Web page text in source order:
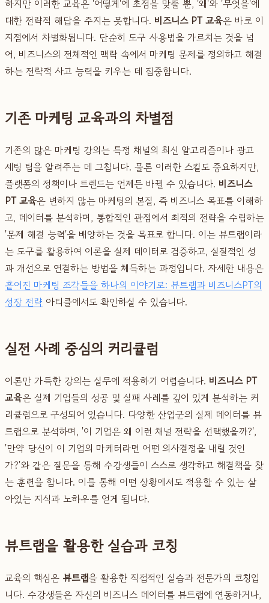
하지만 이러한 교육은 '어떻게'에 초점을 맞출 뿐, '왜'와 '무엇을'에
대한 전략적 해답을 주지는 못합니다. 비즈니스 PT 교육은 바로 이
지점에서 차별화됩니다. 단순히 도구 사용법을 가르치는 것을 넘
어, 비즈니스의 전체적인 맥락 속에서 마케팅 문제를 정의하고 해결
하는 전략적 사고 능력을 키우는 데 집중합니다.
기존 마케팅 교육과의 차별점
기존의 많은 마케팅 강의는 특정 채널의 최신 알고리즘이나 광고
세팅 팁을 알려주는 데 그칩니다. 물론 이러한 스킬도 중요하지만,
플랫폼의 정책이나 트렌드는 언제든 바뀔 수 있습니다. 비즈니스
PT 교육은 변하지 않는 마케팅의 본질, 즉 비즈니스 목표를 이해하
고, 데이터를 분석하며, 통합적인 관점에서 최적의 전략을 수립하는
'문제 해결 능력'을 배양하는 것을 목표로 합니다. 이는 뷰트랩이라
는 도구를 활용하여 이론을 실제 데이터로 검증하고, 실질적인 성
과 개선으로 연결하는 방법을 체득하는 과정입니다. 자세한 내용은
흩어진 마케팅 조각들을 하나의 이야기로: 뷰트랩과 비즈니스PT의
성장 전략 아티클에서도 확인하실 수 있습니다.
실전 사례 중심의 커리큘럼
이론만 가득한 강의는 실무에 적용하기 어렵습니다. 비즈니스 PT
교육은 실제 기업들의 성공 및 실패 사례를 깊이 있게 분석하는 커
리큘럼으로 구성되어 있습니다. 다양한 산업군의 실제 데이터를 뷰
트랩으로 분석하며, '이 기업은 왜 이런 채널 전략을 선택했을까?',
'만약 당신이 이 기업의 마케터라면 어떤 의사결정을 내릴 것인
가?'와 같은 질문을 통해 수강생들이 스스로 생각하고 해결책을 찾
는 훈련을 합니다. 이를 통해 어떤 상황에서도 적용할 수 있는 살
아있는 지식과 노하우를 얻게 됩니다.
뷰트랩을 활용한 실습과 코칭
교육의 핵심은 뷰트랩을 활용한 직접적인 실습과 전문가의 코칭입
니다. 수강생들은 자신의 비즈니스 데이터를 뷰트랩에 연동하거나,